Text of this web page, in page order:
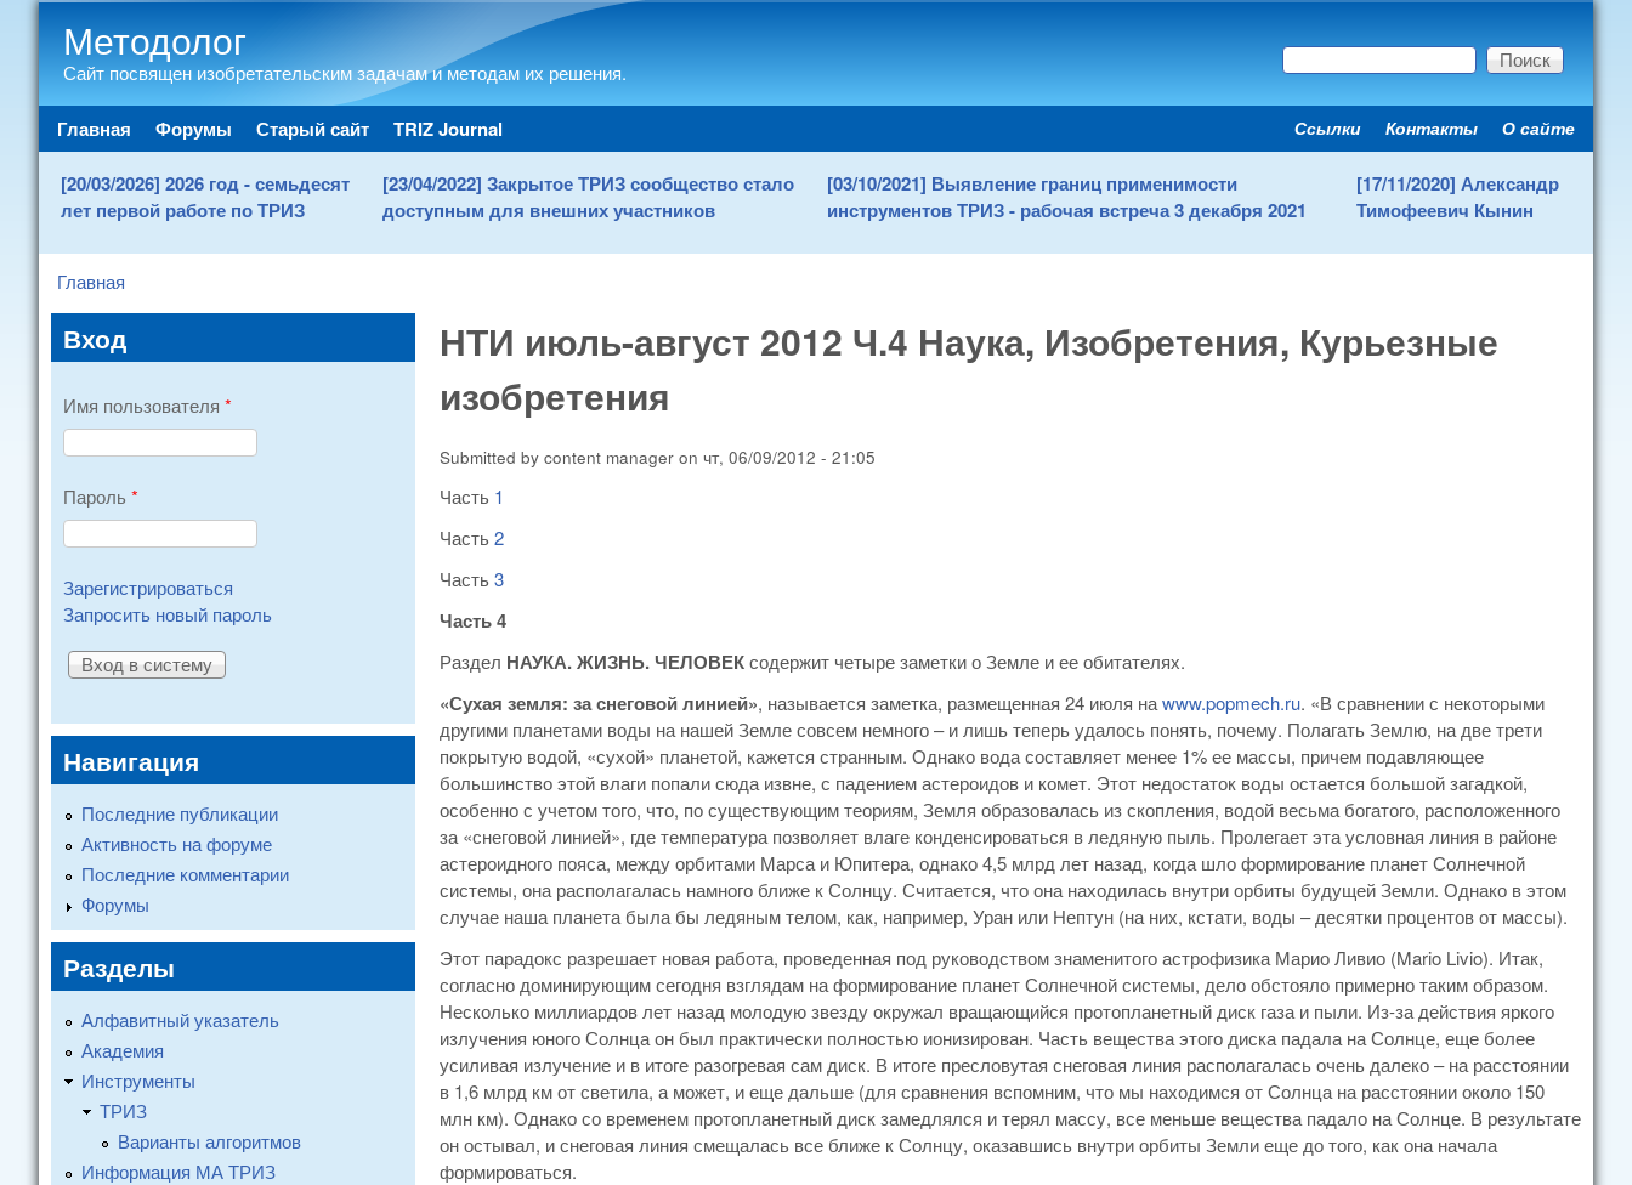
Методолог
Сайт посвящен изобретательским задачам и методам их решения. Форма поиска
Поиск
Main menu
Главная Форумы Старый сайт TRIZ Journal Secondary menu
Ссылки Контакты О сайте
[20/03/2026] 2026 год - семьдесят
лет первой работе по ТРИЗ
[23/04/2022] Закрытое ТРИЗ сообщество стало
доступным для внешних участников
[03/10/2021] Выявление границ применимости
инструментов ТРИЗ - рабочая встреча 3 декабря 2021
[17/11/2020] Александр
Тимофеевич Кынин
You are here
Главная
НТИ июль-август 2012 Ч.4 Наука, Изобретения, Курьезные
изобретения
Submitted by content manager on чт, 06/09/2012 - 21:05
Часть 1
Часть2
Часть3
Часть 4
Раздел НАУКА. ЖИЗНЬ. ЧЕЛОВЕКсодержит четыре заметки о Земле и ее обитателях.
«Сухая земля: за снеговой линией», называется заметка, размещенная 24 июля наwww.popmech.ru. «В сравнении с некоторыми
другими планетами воды на нашей Земле совсем немного – и лишь теперь удалось понять, почему. Полагать Землю, на две трети
покрытую водой, «сухой» планетой, кажется странным. Однако вода составляет менее 1% ее массы, причем подавляющее
большинство этой влаги попали сюда извне, с падением астероидов и комет. Этот недостаток воды остается большой загадкой,
особенно с учетом того, что, по существующим теориям, Земля образовалась из скопления, водой весьма богатого, расположенного
за «снеговой линией», где температура позволяет влаге конденсироваться в ледяную пыль. Пролегает эта условная линия в районе
астероидного пояса, между орбитами Марса и Юпитера, однако 4,5 млрд лет назад, когда шло формирование планет Солнечной
системы, она располагалась намного ближе к Солнцу. Считается, что она находилась внутри орбиты будущей Земли. Однако в этом
случае наша планета была бы ледяным телом, как, например, Уран или Нептун (на них, кстати, воды – десятки процентов от массы).
Этот парадокс разрешает новая работа, проведенная под руководством знаменитого астрофизика Марио Ливио (Mario Livio). Итак,
согласно доминирующим сегодня взглядам на формирование планет Солнечной системы, дело обстояло примерно таким образом.
Несколько миллиардов лет назад молодую звезду окружал вращающийся протопланетный диск газа и пыли. Из-за действия яркого
излучения юного Солнца он был практически полностью ионизирован. Часть вещества этого диска падала на Солнце, еще более
усиливая излучение и в итоге разогревая сам диск. В итоге пресловутая снеговая линия располагалась очень далеко – на расстоянии
в 1,6 млрд км от светила, а может, и еще дальше (для сравнения вспомним, что мы находимся от Солнца на расстоянии около 150
млн км). Однако со временем протопланетный диск замедлялся и терял массу, все меньше вещества падало на Солнце. В результате
он остывал, и снеговая линия смещалась все ближе к Солнцу, оказавшись внутри орбиты Земли еще до того, как она начала
формироваться.
Вход
Имя пользователя *
Пароль *
Зарегистрироваться
Запросить новый пароль
Навигация
Последние публикации
Активность на форуме
Последние комментарии
Форумы
Разделы
Алфавитный указатель
Академия
Инструменты
ТРИЗ
Варианты алгоритмов
Информация МА ТРИЗ